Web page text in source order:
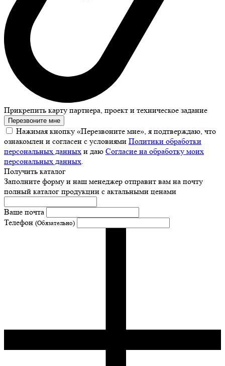
Прикрепить карту партнера, проект и техническое задание
Перезвоните мне
Нажимая кнопку «Перезвоните мне», я подтверждаю, что
ознакомлен и согласен с условиями Политики обработки
персональных данных и даю Согласие на обработку моих
персональных данных
Получить каталог
Заполните форму и наш менеджер отправит вам на почту
полный каталог продукции с актальными ценами
Ваше почта
Телефон (Обязательно)